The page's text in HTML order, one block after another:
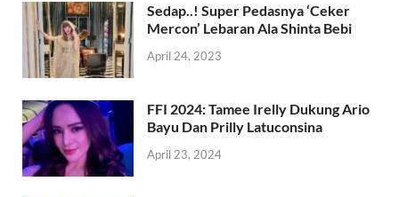
Sedap..! Super Pedasnya ‘Ceker
Mercon’ Lebaran Ala Shinta Bebi
April 24, 2023
FFI 2024: Tamee Irelly Dukung Ario
Bayu Dan Prilly Latuconsina
April 23, 2024